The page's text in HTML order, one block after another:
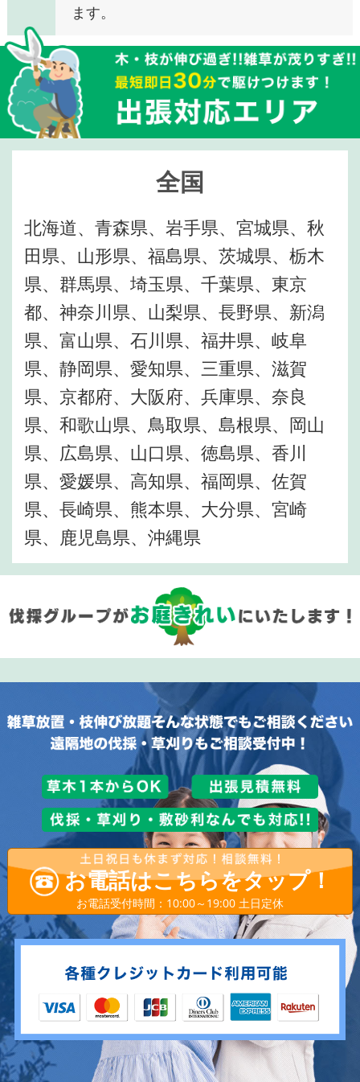
ます。
全国
北海道、青森県、岩手県、宮城県、秋
田県、山形県、福島県、茨城県、栃木
県、群馬県、埼玉県、千葉県、東京
都、神奈川県、山梨県、長野県、新潟
県、富山県、石川県、福井県、岐阜
県、静岡県、愛知県、三重県、滋賀
県、京都府、大阪府、兵庫県、奈良
県、和歌山県、鳥取県、島根県、岡山
県、広島県、山口県、徳島県、香川
県、愛媛県、高知県、福岡県、佐賀
県、長崎県、熊本県、大分県、宮崎
県、鹿児島県、沖縄県
お電話はこちらをタップ！
お電話受付時間：10:00～19:00 土日定休